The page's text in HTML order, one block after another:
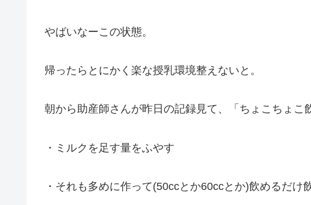
やばいなーこの状態。
帰ったらとにかく楽な授乳環境整えないと。
朝から助産師さんが昨日の記録見て、「ちょこちょこ
・ミルクを足す量をふやす
・それも多めに作って(50ccとか60ccとか)飲めるだけ